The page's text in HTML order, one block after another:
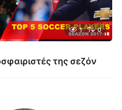
1 0
της σεζόν